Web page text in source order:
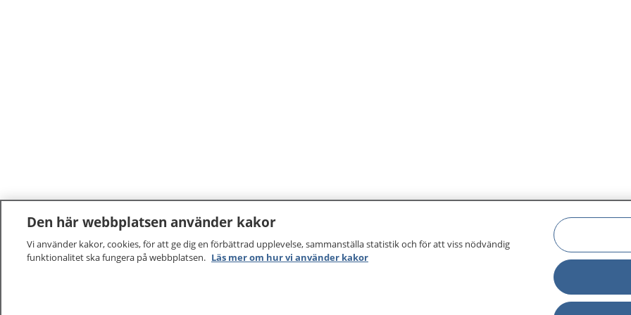
Den här webbplatsen använder kakor
Vi använder kakor, cookies, för att ge dig en förbättrad upplevelse, sammanställa statistik och för att viss nödvändig
funktionalitet ska fungera på webbplatsen. Läs mer om hur vi använder kakor